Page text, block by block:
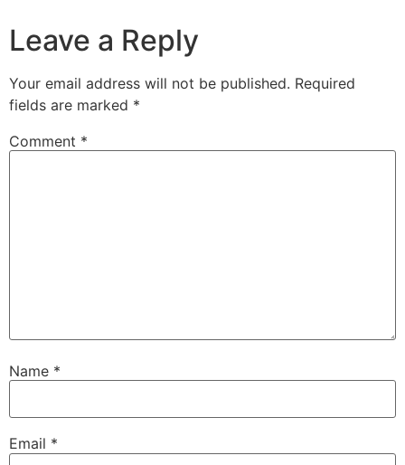
Leave a Reply
Your email address will not be published. Required
fields are marked *
Comment *
Name *
Email *